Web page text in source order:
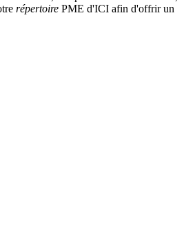
répertoire PME d'ICI afin d'offrir un